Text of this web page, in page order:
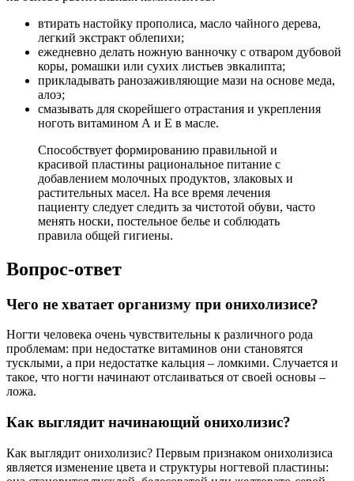
втирать настойку прополиса, масло чайного дерева,
легкий экстракт облепихи;
ежедневно делать ножную ванночку с отваром дубовой
коры, ромашки или сухих листьев эвкалипта;
прикладывать ранозаживляющие мази на основе меда,
алоэ;
смазывать для скорейшего отрастания и укрепления
ноготь витамином А и Е в масле.
Способствует формированию правильной и
красивой пластины рациональное питание с
добавлением молочных продуктов, злаковых и
растительных масел. На все время лечения
пациенту следует следить за чистотой обуви, часто
менять носки, постельное белье и соблюдать
правила общей гигиены.
Вопрос-ответ
Чего не хватает организму при онихолизисе?
Ногти человека очень чувствительны к различного рода
проблемам: при недостатке витаминов они становятся
тусклыми, а при недостатке кальция – ломкими. Случается и
такое, что ногти начинают отслаиваться от своей основы –
ложа.
Как выглядит начинающий онихолизис?
Как выглядит онихолизис? Первым признаком онихолизиса
является изменение цвета и структуры ногтевой пластины: